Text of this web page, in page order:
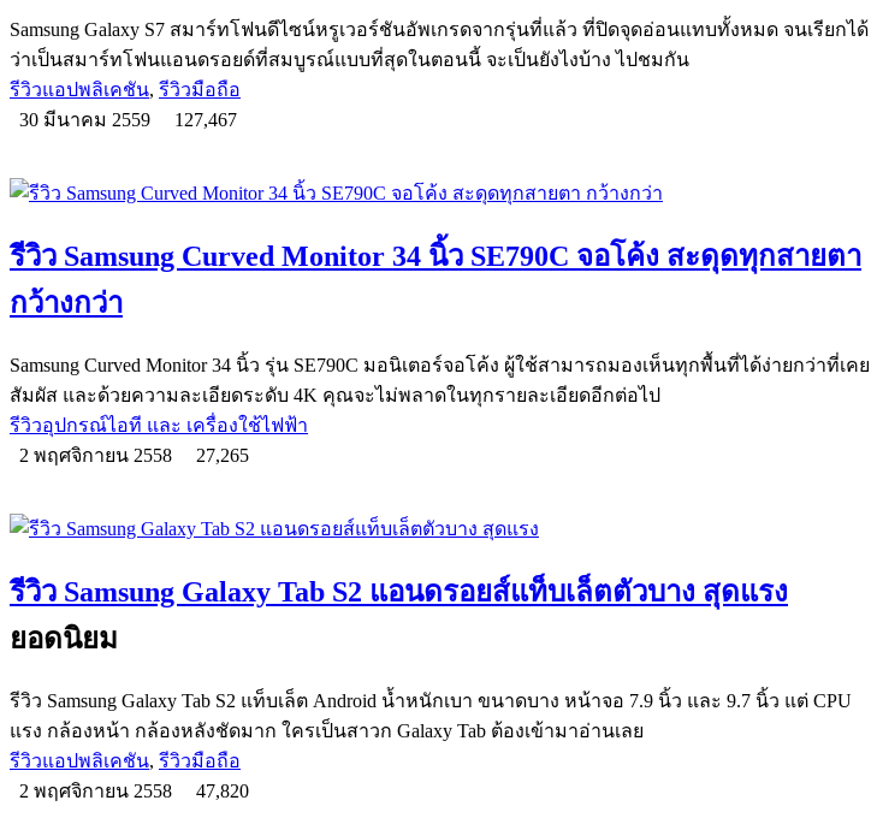
Samsung Galaxy S7 สมาร์ทโฟนดีไซน์หรูเวอร์ชันอัพเกรดจากรุ่นที่แล้ว ที่ปิดจุดอ่อนแทบทั้งหมด จนเรียกได้
ว่าเป็นสมาร์ทโฟนแอนดรอยด์ที่สมบูรณ์แบบที่สุดในตอนนี้ จะเป็นยังไงบ้าง ไปชมกัน
รีวิวแอปพลิเคชัน, รีวิวมือถือ
30 มีนาคม 2559
127,467
รีวิว Samsung Curved Monitor 34 นิ้ว SE790C จอโค้ง สะดุดทุกสายตา
กว้างกว่า
Samsung Curved Monitor 34 นิ้ว รุ่น SE790C มอนิเตอร์จอโค้ง ผู้ใช้สามารถมองเห็นทุกพื้นที่ได้ง่ายกว่าที่เคย
สัมผัส และด้วยความละเอียดระดับ 4K คุณจะไม่พลาดในทุกรายละเอียดอีกต่อไป
รีวิวอุปกรณ์ไอที และ เครื่องใช้ไฟฟ้า
2 พฤศจิกายน 2558
27,265
รีวิว Samsung Galaxy Tab S2 แอนดรอยส์แท็บเล็ตตัวบาง สุดแรง
ยอดนิยม
รีวิว Samsung Galaxy Tab S2 แท็บเล็ต Android น้ำหนักเบา ขนาดบาง หน้าจอ 7.9 นิ้ว และ 9.7 นิ้ว แต่ CPU
แรง กล้องหน้า กล้องหลังชัดมาก ใครเป็นสาวก Galaxy Tab ต้องเข้ามาอ่านเลย
รีวิวแอปพลิเคชัน, รีวิวมือถือ
2 พฤศจิกายน 2558
47,820